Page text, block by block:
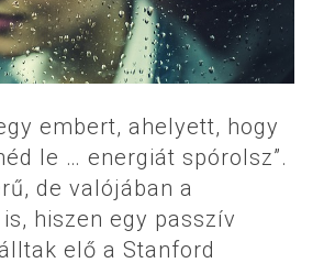
embert, ahelyett, hogy
le … energiát spórolsz”.
de valójában a
hiszen egy passzív
elő a Stanford